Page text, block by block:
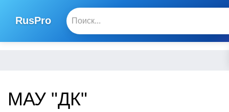
RusPro
МАУ "ДК"